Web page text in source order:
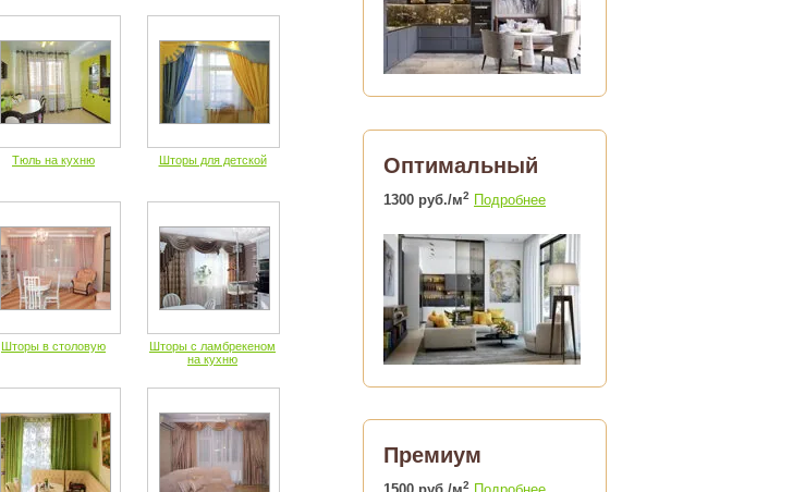
Оптимальный
1300 руб./м2 Подробнее
Премиум
2
Тюль на кухню Шторы для детской
Шторы в столовую
Шторы с ламбрекеном
на кухню